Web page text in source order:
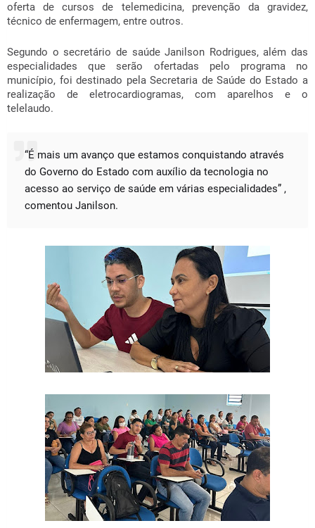
oferta de cursos de telemedicina, prevenção da gravidez,
técnico de enfermagem, entre outros.
Segundo o secretário de saúde Janilson Rodrigues, além das
especialidades que serão ofertadas pelo programa no
município, foi destinado pela Secretaria de Saúde do Estado a
realização de eletrocardiogramas, com aparelhos e o
telelaudo.
“É mais um avanço que estamos conquistando através
do Governo do Estado com auxílio da tecnologia no
acesso ao serviço de saúde em várias especialidades” ,
comentou Janilson.